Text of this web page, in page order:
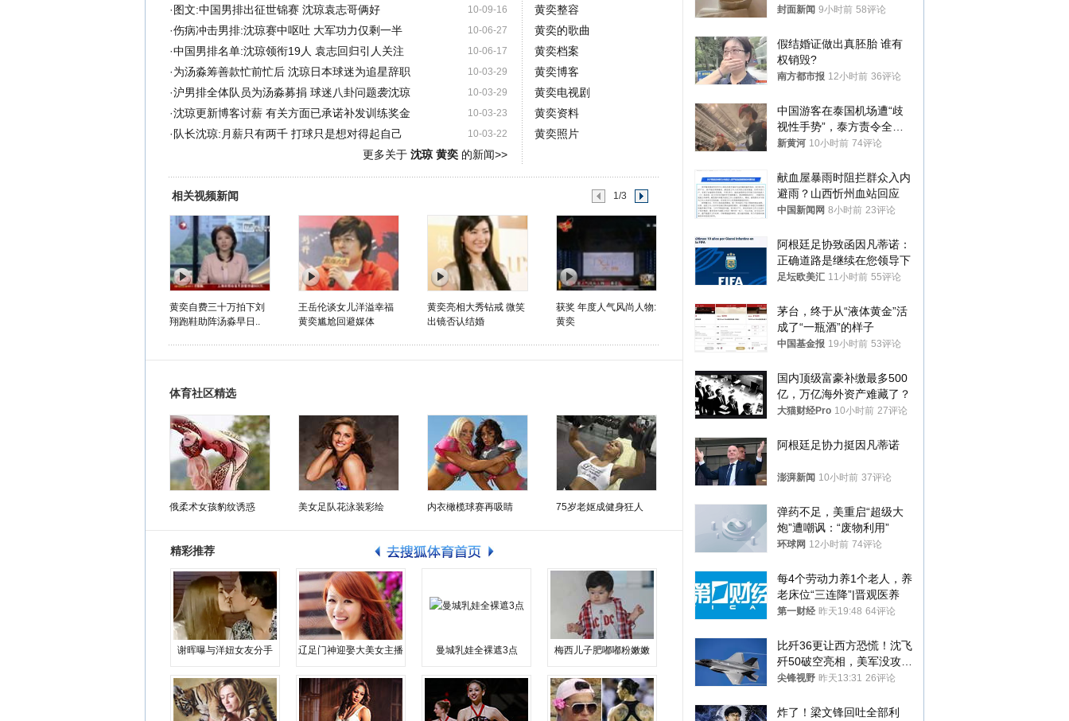
10-09-16
· 图文:中国男排出征世锦赛 沈琼袁志哥俩好
10-06-27
·伤病冲击男排:沈琼赛中呕吐 大军功力仅剩一半
10-06-17
·中国男排名单:沈琼领衔19人 袁志回归引人关注
10-03-29
·为汤淼筹善款忙前忙后 沈琼日本球迷为追星辞职
10-03-29
·沪男排全体队员为汤淼募捐 球迷八卦问题袭沈琼
10-03-23
·沈琼更新博客讨薪 有关方面已承诺补发训练奖金
10-03-22
·队长沈琼:月薪只有两千 打球只是想对得起自己
更多关于 沈琼 黄奕的新闻>>
黄奕整容
黄奕的歌曲
黄奕档案
黄奕博客
黄奕电视剧
黄奕资料
黄奕照片
相关视频新闻 1/3
黄奕自费三十万拍下刘
翔跑鞋助阵汤淼早日..
王岳伦谈女儿洋溢幸福
黄奕尴尬回避媒体
黄奕亮相大秀钻戒 微笑
出镜否认结婚
获奖 年度人气风尚人物:
黄奕
体育社区精选
俄柔术女孩豹纹诱惑 美女足队花泳装彩绘 内衣橄榄球赛再吸睛 75岁老妪成健身狂人
精彩推荐
谢晖曝与洋妞女友分手 辽足门神迎娶大美女主播 曼城乳娃全裸遮3点 梅西儿子肥嘟嘟粉嫩嫩
帖吐槽后酒店退还一半的
封面新闻 9小时前 58评论
假结婚证做出真胚胎 谁有
权销毁?
南方都市报 12小时前 36评论
中国游客在泰国机场遭“歧
视性手势”，泰方责令全面
调查，对责任人采取最严厉
新黄河 10小时前 74评论
献血屋暴雨时阻拦群众入内
避雨？山西忻州血站回应
中国新闻网 8小时前 23评论
阿根廷足协致函因凡蒂诺：
正确道路是继续在您领导下
足坛欧美汇 11小时前 55评论
茅台，终于从“液体黄金”活
成了“一瓶酒”的样子
中国基金报 19小时前 53评论
国内顶级富豪补缴最多500
亿，万亿海外资产难藏了？
大猫财经Pro 10小时前 27评论
阿根廷足协力挺因凡蒂诺
澎湃新闻 10小时前 37评论
弹药不足，美重启“超级大
炮”遭嘲讽：“废物利用”
环球网 12小时前 74评论
每4个劳动力养1个老人，养
老床位“三连降”|晋观医养
第一财经 昨天19:48 64评论
比歼36更让西方恐慌！沈飞
歼50破空亮相，美军没攻克
的技术被拿下
尖锋视野 昨天13:31 26评论
炸了！梁文锋回吐全部利